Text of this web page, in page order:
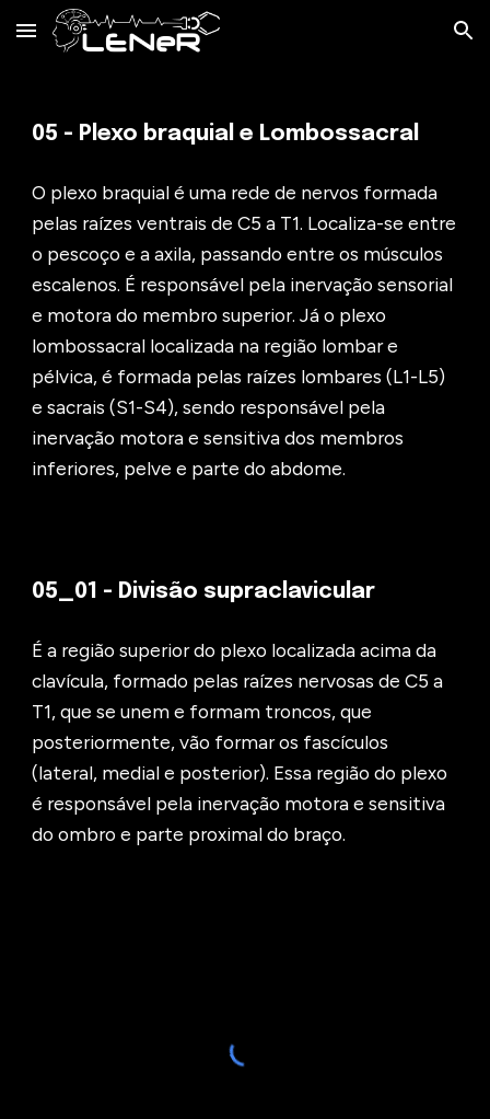
Skip to main content Skip to navigation
05 - Plexo braquial e Lombossacral
O plexo braquial é uma rede de nervos formada
pelas raízes ventrais de C5 a T1. Localiza-se entre
o pescoço e a axila, passando entre os músculos
escalenos. É responsável pela inervação sensorial
e motora do membro superior. Já o plexo
lombossacral localizada na região lombar e
pélvica, é formada pelas raízes lombares (L1-L5)
e sacrais (S1-S4), sendo responsável pela
inervação motora e sensitiva dos membros
inferiores, pelve e parte do abdome.
05 _01 - Divisão supraclavicular
É a região superior do plexo localizada acima da
clavícula, formado pelas raízes nervosas de C5 a
T1, que se unem e formam troncos, que
posteriormente, vão formar os fascículos
(lateral, medial e posterior). Essa região do plexo
é responsável pela inervação motora e sensitiva
do ombro e parte proximal do braço.